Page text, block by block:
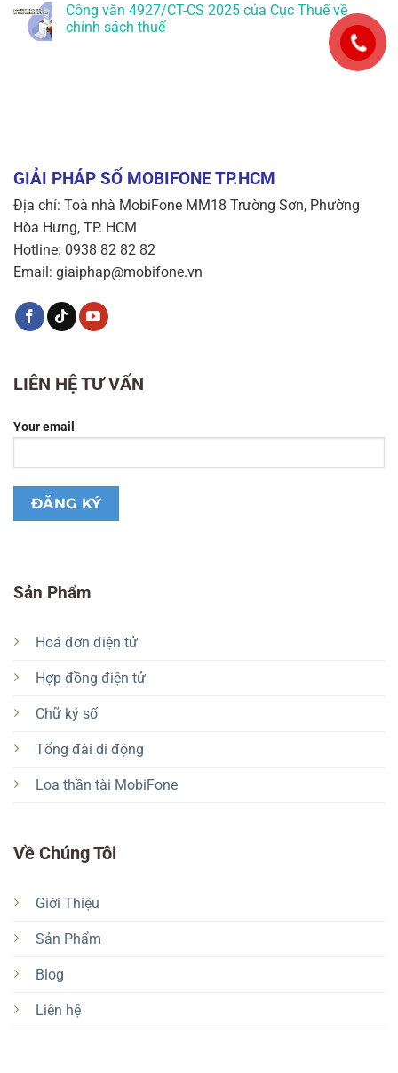
Công văn 4927/CT-CS 2025 của Cục Thuế về
chính sách thuế
GIẢI PHÁP SỐ MOBIFONE TP.HCM
Địa chỉ: Toà nhà MobiFone MM18 Trường Sơn, Phường
Hòa Hưng, TP. HCM
Hotline: 0938 82 82 82
Email: giaiphap@mobifone.vn
Sản Phẩm
Hoá đơn điện tử
Hợp đồng điện tử
Chữ ký số
Tổng đài di động
Loa thần tài MobiFone
Về Chúng Tôi
Giới Thiệu
Sản Phẩm
Blog
Liên hệ
LIÊN HỆ TƯ VẤN
Your email